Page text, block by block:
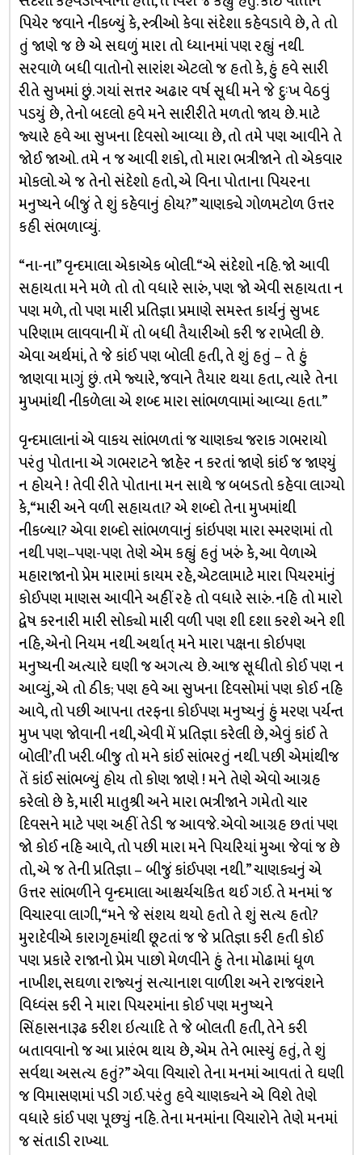
પિયેર જવાને નીકળ્યું કે, સ્ત્રીઓ કેવા સંદેશા કહેવડાવે છે, તે તો
તું જાણે જ છે એ સઘળું મારા તો ધ્યાનમાં પણ રહ્યું નથી.
સરવાળે બધી વાતોનો સારાંશ એટલો જ હતો કે, હું હવે સારી
રીતે સુખમાં છું. ગયાં સત્તર અઢાર વર્ષ સૂધી મને જે દુઃખ વેઠવું
પડયું છે, તેનો બદલો હવે મને સારીરીતે મળતો જાય છે. માટે
જ્યારે હવે આ સુખના દિવસો આવ્યા છે, તો તમે પણ આવીને તે
જોઈ જાઓ. તમે ન જ આવી શકો, તો મારા ભત્રીજાને તો એકવાર
મોકલો. એ જ તેનો સંદેશો હતો, એ વિના પોતાના પિયરના
મનુષ્યને બીજું તે શું કહેવાનું હોય?” ચાણક્યે ગોળમટોળ ઉત્તર
કહી સંભળાવ્યું.
“ના-ના” વૃન્દમાલા એકાએક બોલી. “એ સંદેશો નહિ. જો આવી
સહાયતા મને મળે તો તો વધારે સારું, પણ જો એવી સહાયતા ન
પણ મળે, તો પણ મારી પ્રતિજ્ઞા પ્રમાણે સમસ્ત કાર્યનું સુખદ
પરિણામ લાવવાની મેં તો બધી તૈયારીઓ કરી જ રાખેલી છે.
એવા અર્થમાં, તે જે કાંઈ પણ બોલી હતી, તે શું હતું – તે હું
જાણવા માગું છું. તમે જ્યારે, જવાને તૈયાર થયા હતા, ત્યારે તેના
મુખમાંથી નીકળેલા એ શબ્દ મારા સાંભળવામાં આવ્યા હતા.”
વૃન્દમાલાનાં એ વાકય સાંભળતાં જ ચાણક્ય જરાક ગભરાયો
પરંતુ પોતાના એ ગભરાટને જાહેર ન કરતાં જાણે કાંઈ જ જાણ્યું
ન હોયને ! તેવી રીતે પોતાના મન સાથે જ બબડતો કહેવા લાગ્યો
કે, “મારી અને વળી સહાયતા? એ શબ્દો તેના મુખમાંથી
નીકળ્યા? એવા શબ્દો સાંભળવાનું કાંઇપણ મારા સ્મરણમાં તો
નથી. ૫ણ–પણ-પણ તેણે એમ કહ્યું હતું ખરું કે, આ વેળાએ
મહારાજાનો પ્રેમ મારામાં કાયમ રહે, એટલામાટે મારા પિયરમાંનું
કોઈપણ માણસ આવીને અહીં રહે તો વધારે સારું. નહિ તો મારો
દ્વેષ કરનારી મારી સોક્યો મારી વળી પણ શી દશા કરશે અને શી
નહિ, એનો નિયમ નથી. અર્થાત્ મને મારા પક્ષના કોઇ૫ણ
મનુષ્યની અત્યારે ઘણી જ અગત્ય છે. આજ સૂધીતો કોઈ પણ ન
આવ્યું, એ તો ઠીક; પણ હવે આ સુખના દિવસોમાં પણ કોઈ નહિ
આવે, તો પછી આપના તરફના કોઈપણ મનુષ્યનું હું મરણ પર્યન્ત
મુખ પણ જોવાની નથી, એવી મેં પ્રતિજ્ઞા કરેલી છે, એવું કાંઈ તે
બોલી’તી ખરી. બીજુ તો મને કાંઈ સાંભરતું નથી. પછી એમાંથીજ
તેં કાંઈ સાંભળ્યું હોય તો કોણ જાણે ! મને તેણે એવો આગ્રહ
કરેલો છે કે, મારી માતુશ્રી અને મારા ભત્રીજાને ગમેતો ચાર
દિવસને માટે પણ અહીં તેડી જ આવજે. એવો આગ્રહ છતાં પણ
જો કોઈ નહિ આવે, તો પછી મારા મને પિયરિયાં મુઆ જેવાં જ છે
તો, એ જ તેની પ્રતિજ્ઞા – બીજું કાંઈપણ નથી.” ચાણક્યનું એ
ઉત્તર સાંભળીને વૃન્દમાલા આશ્ચર્યચકિત થઈ ગઈ. તે મનમાં જ
વિચારવા લાગી, “મને જે સંશય થયો હતો તે શું સત્ય હતો?
મુરાદેવીએ કારાગૃહમાંથી છૂટતાં જ જે પ્રતિજ્ઞા કરી હતી કોઈ
પણ પ્રકારે રાજાનો પ્રેમ પાછો મેળવીને હું તેના મોઢામાં ધૂળ
નાખીશ, સઘળા રાજ્યનું સત્યાનાશ વાળીશ અને રાજવંશને
વિધ્વંસ કરી ને મારા પિયરમાંના કોઈ પણ મનુષ્યને
સિંહાસનારૂઢ કરીશ ઇત્યાદિ તે જે બોલતી હતી, તેને કરી
બતાવવાનો જ આ પ્રારંભ થાય છે, એમ તેને ભાસ્યું હતું, તે શું
સર્વથા અસત્ય હતું?” એવા વિચારો તેના મનમાં આવતાં તે ઘણી
જ વિમાસણમાં પડી ગઈ. પરંતુ હવે ચાણક્યને એ વિશે તેણે
વધારે કાંઈ પણ પૂછ્યું નહિ. તેના મનમાંના વિચારોને તેણે મનમાં
જ સંતાડી રાખ્યા.